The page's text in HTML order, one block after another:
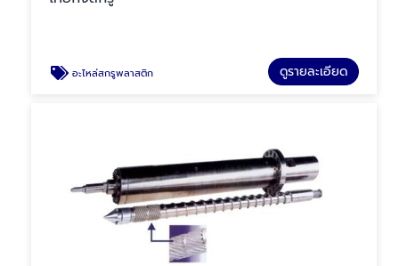
อะไหล่สกรูพลาสติก ดูรายละเอียด